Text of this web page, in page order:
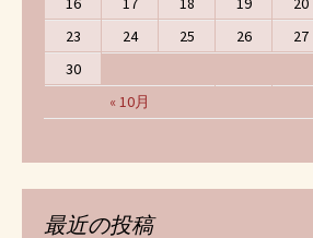
« 10月
23
24 25 26 27
30
最近の投稿